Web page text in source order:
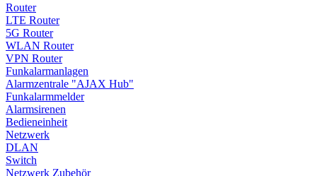
Router
LTE Router
5G Router
WLAN Router
VPN Router
Funkalarmanlagen
Alarmzentrale "AJAX Hub"
Funkalarmmelder
Alarmsirenen
Bedieneinheit
Netzwerk
DLAN
Switch
Netzwerk Zubehör